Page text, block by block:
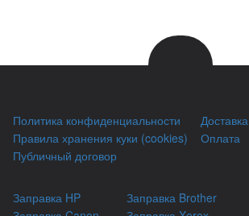
Политика конфиденциальности
Правила хранения куки (cookies)
Публичный договор
Доставка
Оплата
Заправка HP
Заправка Brother